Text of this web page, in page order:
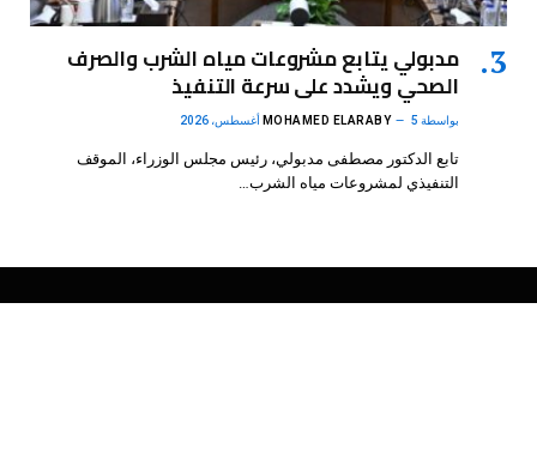
مدبولي يتابع مشروعات مياه الشرب والصرف
الصحي ويشدد على سرعة التنفيذ
بواسطة MOHAMED ELARABY 5 أغسطس، 2026
تابع الدكتور مصطفى مدبولي، رئيس مجلس الوزراء، الموقف
التنفيذي لمشروعات مياه الشرب…